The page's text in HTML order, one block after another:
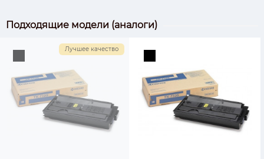
Подходящие модели (аналоги)
Лучшее качество